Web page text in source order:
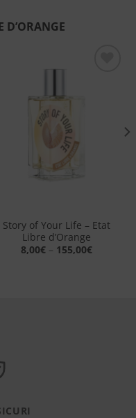
D’ORANGE
Story of Your Life – Etat
Libre d’Orange
8,00€ – 155,00€